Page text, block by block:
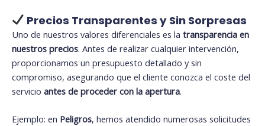
Precios Transparentes y Sin Sorpresas
Uno de nuestros valores diferenciales es la transparencia en
nuestros precios. Antes de realizar cualquier intervención,
proporcionamos un presupuesto detallado y sin
compromiso, asegurando que el cliente conozca el coste del
servicio antes de proceder con la apertura.
Ejemplo: en Peligros, hemos atendido numerosas solicitudes